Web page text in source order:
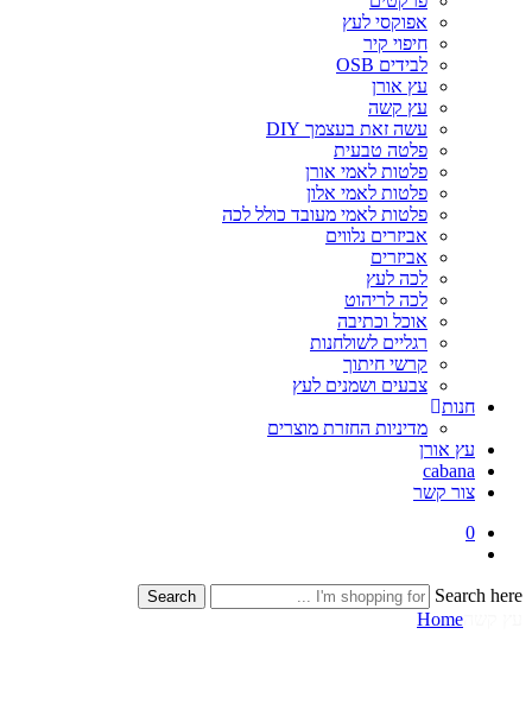
אפוקסי לעץ
חיפוי קיר
לבידים OSB
עץ אורן
עץ קשה
עשה זאת בעצמך DIY
פלטה טבעית
פלטות לאמי אורן
פלטות לאמי אלון
פלטות לאמי מעובד כולל לכה
אביזרים נלווים
אביזרים
לכה לעץ
לכה לריהוט
אוכל וכתיבה
רגליים לשולחנות
קרשי חיתוך
צבעים ושמנים לעץ
חנות
מדיניות החזרת מוצרים
עץ אורן
cabana
צור קשר
0
Search here
Search
Home